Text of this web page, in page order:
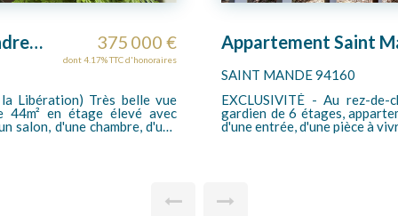
Appartement Saint Mande 1 pièce(s) 36.23 m2 245 800 €
dont 4.6% TTC d'honoraires
Le bien se compose
de WC privatifs et d'une
VINCENNES 94300
EXCLUSIVITÉ TIFFEN
étage avec ascenseur d'une
pièces traversant de 75m².